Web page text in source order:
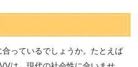
っているでしょうか。たとえば